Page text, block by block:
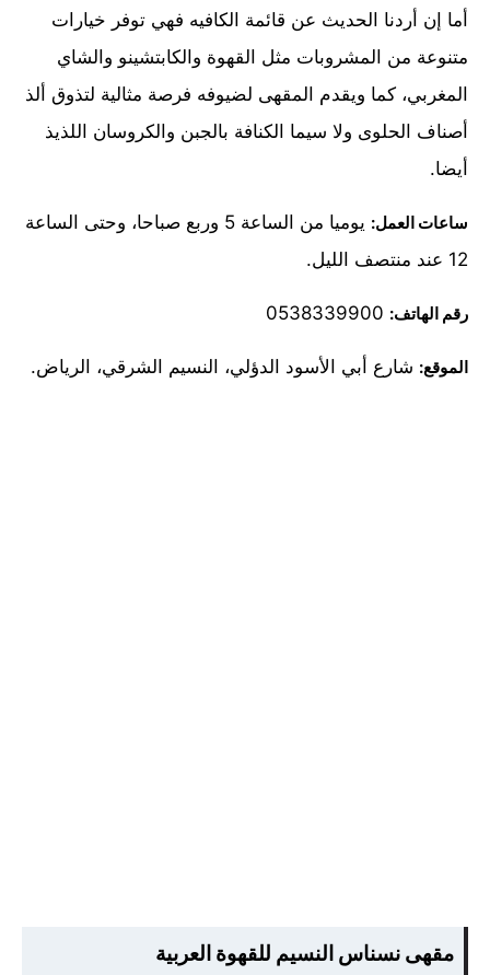
أما إن أردنا الحديث عن قائمة الكافيه فهي توفر خيارات
متنوعة من المشروبات مثل القهوة والكابتشينو والشاي
المغربي، كما ويقدم المقهى لضيوفه فرصة مثالية لتذوق ألذ
أصناف الحلوى ولا سيما الكنافة بالجبن والكروسان اللذيذ
أيضا.
ساعات العمل:
يوميا من الساعة 5 وربع صباحا، وحتى الساعة
12 عند منتصف الليل.
رقم الهاتف:
الموقع: شارع أبي الأسود الدؤلي، النسيم الشرقي، الرياض.
مقهى نسناس النسيم للقهوة العربية